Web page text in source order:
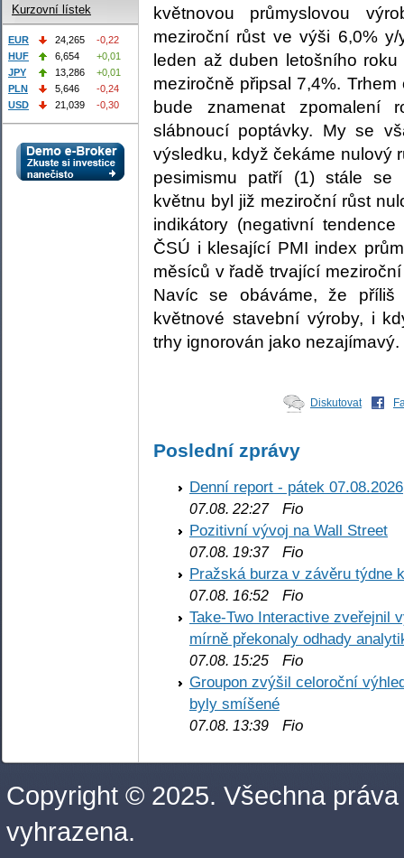
květnovou průmyslovou
meziroční růst ve výši 6,0%
leden až duben letošního
meziročně připsal 7,4%.
bude znamenat zpomalení
slábnoucí poptávky. My se
výsledku, když čekáme nulový
pesimismu patří (1) stále se
květnu byl již meziroční růst
indikátory (negativní
ČSÚ i klesající PMI index
měsíců v řadě trvající
Navíc se obáváme, že
květnové stavební výroby, i
trhy ignorován jako nezajímavý.
Diskutovat
Poslední zprávy
Denní report - pátek 07.08.2026
07.08. 22:27Fio
Pozitivní vývoj na Wall Street
07.08. 19:37Fio
Pražská burza v závěru týdne
07.08. 16:52 Fio
Take-Two Interactive zveřejnil
mírně překonaly odhady
07.08. 15:25 Fio
Groupon zvýšil celoroční
byly smíšené
07.08. 13:39 Fio
Kurzovní lístek
EUR 24,265
-0,22
HUF
6,654
+0,01
JPY
13,286
+0,01
PLN
5,646
-0,24
USD
21,039 -0,30
Copyright © 2025. Všechna práva
vyhrazena.